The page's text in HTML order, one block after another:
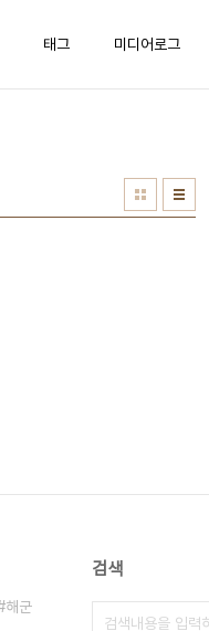
태그 미디어로그
해군
검색